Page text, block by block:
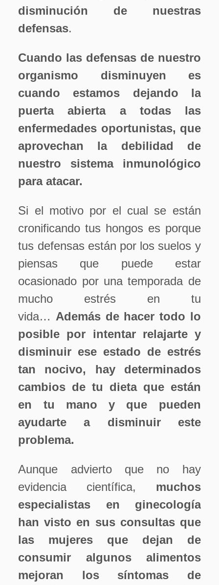
disminución de nuestras
defensas.
Cuando las defensas de nuestro
organismo disminuyen es
cuando estamos dejando la
puerta abierta a todas las
enfermedades oportunistas, que
aprovechan la debilidad de
nuestro sistema inmunológico
para atacar.
Si el motivo por el cual se están
cronificando tus hongos es porque
tus defensas están por los suelos y
piensas que puede estar
ocasionado por una temporada de
mucho estrés en tu
vida… Además de hacer todo lo
posible por intentar relajarte y
disminuir ese estado de estrés
tan nocivo, hay determinados
cambios de tu dieta que están
en tu mano y que pueden
ayudarte a disminuir este
problema.
Aunque advierto que no hay
evidencia científica, muchos
especialistas en ginecología
han visto en sus consultas que
las mujeres que dejan de
consumir algunos alimentos
mejoran los síntomas de